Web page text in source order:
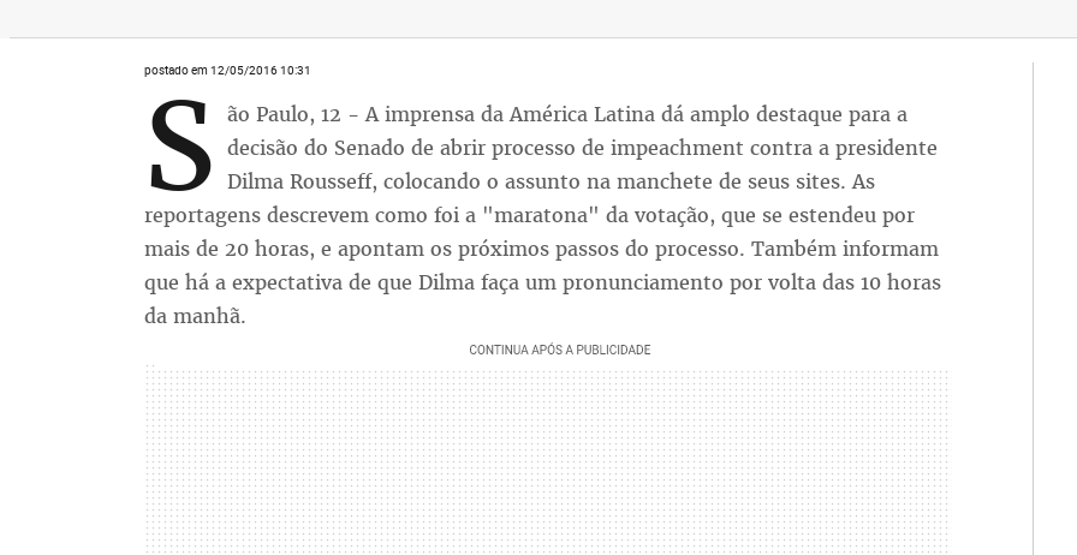
postado em 12/05/2016 10:31
S ão Paulo, 12 - A imprensa da América Latina dá amplo destaque para a
decisão do Senado de abrir processo de impeachment contra a presidente
Dilma Rousseff, colocando o assunto na manchete de seus sites. As
reportagens descrevem como foi a "maratona" da votação, que se estendeu por
mais de 20 horas, e apontam os próximos passos do processo. Também informam
que há a expectativa de que Dilma faça um pronunciamento por volta das 10 horas
da manhã.